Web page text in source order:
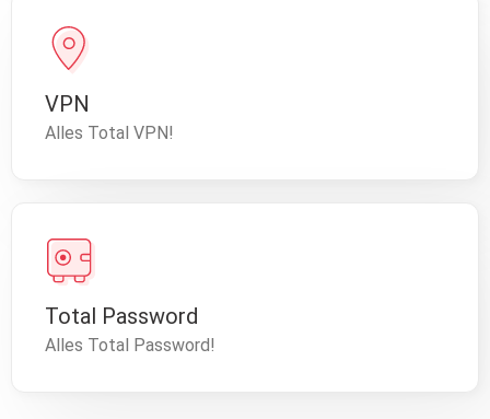
VPN
Alles Total VPN!
Total Password
Alles Total Password!